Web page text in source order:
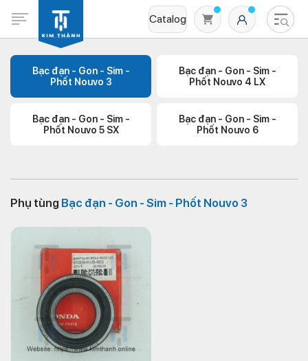
Catalog
Bạc đạn - Gon - Sim -
Phốt Nouvo 3
Bạc đạn - Gon - Sim -
Phốt Nouvo 4 LX
Bạc đạn - Gon - Sim -
Phốt Nouvo 5 SX
Bạc đạn - Gon - Sim -
Phốt Nouvo 6
Phụ tùng Bạc đạn - Gon - Sim - Phốt Nouvo 3